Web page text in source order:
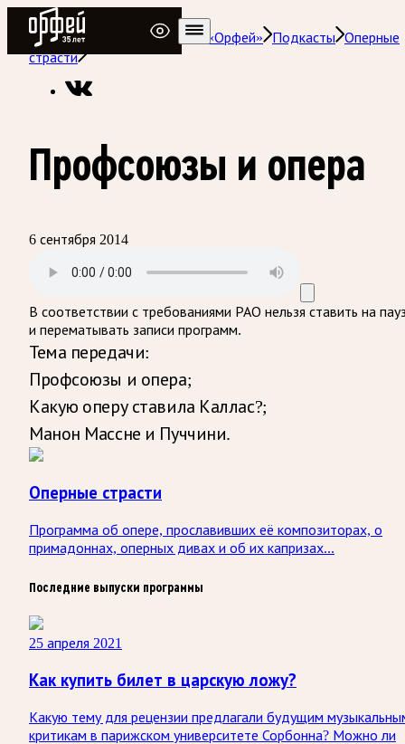
Радио Орфей
Радио классической музыки «Орфей»
Подкасты
Оперные
страсти
Профсоюзы и опера
6 сентября 2014
В соответствии с требованиями РАО нельзя ставить на
и перематывать записи программ.
Тема передачи:
Профсоюзы и опера;
Какую оперу ставила Каллас?;
Манон Массне и Пуччини.
Оперные страсти
Программа об опере, прославивших её композиторах, о
примадоннах, оперных дивах и об их капризах...
Последние выпуски программы
25 апреля 2021
Как купить билет в царскую ложу?
Какую тему для рецензии предлагали будущим
критикам в парижском университете Сорбонна? Можно ли